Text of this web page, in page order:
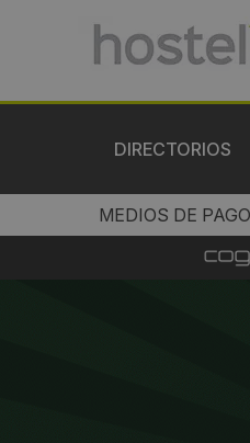
DIRECTORIOS
MEDIOS DE